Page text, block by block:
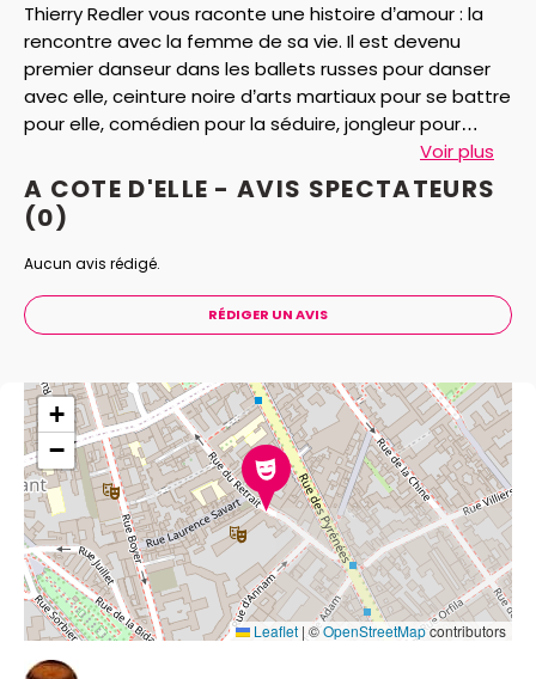
Thierry Redler vous raconte une histoire d’amour : la
rencontre avec la femme de sa vie. Il est devenu
premier danseur dans les ballets russes pour danser
avec elle, ceinture noire d’arts martiaux pour se battre
pour elle, comédien pour la séduire, jongleur pour
n'a suffi, pour LA trouver. Le jour où il a arrêté de
chercher, c'est ELLE qui l’a trouvé !
Voir plus
A COTE D'ELLE - AVIS SPECTATEURS
(0)
Aucun avis rédigé.
RÉDIGER UN AVIS
+
−
Leaflet |©OpenStreetMapcontributors